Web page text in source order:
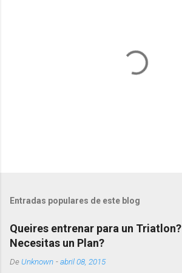
l
a
r
n
Entradas populares de este blog
Queires entrenar para un Triatlon?
Necesitas un Plan?
DeUnknown -abril 08, 2015